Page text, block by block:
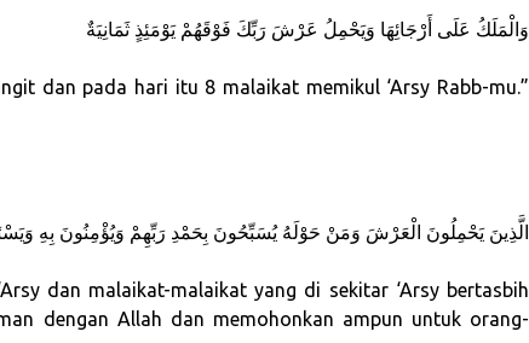
وَالْمَلَكُ عَلَى أَرْجَائِهَا وَيَحْمِلُ عَرْشَ رَبِّكَ فَوْقَهُمْ يَوْمَئِذٍ ثَمَانِيَةٌ
dan pada hari itu 8 malaikat memikul ‘Arsy Rabb-mu.”
الَّذِينَ يَحْمِلُونَ الْعَرْشَ وَمَنْ حَوْلَهُ يُسَبِّحُونَ بِحَمْدِ رَبِّهِمْ وَيُؤْمِنُونَ بِهِ
dan malaikat-malaikat yang di sekitar ‘Arsy bertasbih
dengan Allah dan memohonkan ampun untuk orang-